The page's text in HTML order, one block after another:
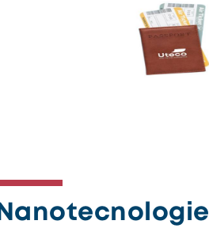
Nanotecnologie